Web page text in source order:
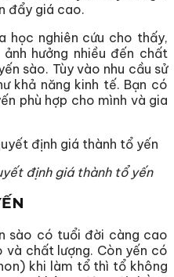
đẩy giá cao.
học nghiên cứu cho thấy,
hưởng nhiều đến chất
sào. Tùy vào nhu cầu sử
khả năng kinh tế. Bạn có
phù hợp cho mình và gia
định giá thành tổ yến
sào có tuổi đời càng cao
chất lượng. Còn yến có
khi làm tổ thì tổ không